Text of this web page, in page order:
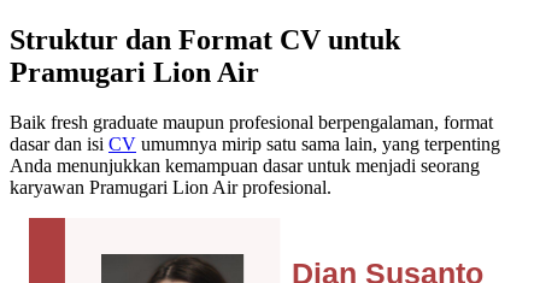
Struktur dan Format CV untuk
Pramugari Lion Air
Baik fresh graduate maupun profesional berpengalaman, format
dasar dan isi CV umumnya mirip satu sama lain, yang terpenting
Anda menunjukkan kemampuan dasar untuk menjadi seorang
karyawan Pramugari Lion Air profesional.